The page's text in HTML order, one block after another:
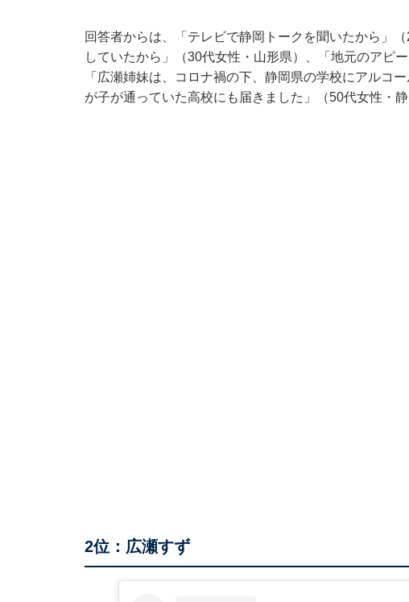
回答者からは、「テレビで静岡トークを聞いたから」
していたから」（30代女性・山形県）、「地元のアピ
「広瀬姉妹は、コロナ禍の下、静岡県の学校にアルコ
が子が通っていた高校にも届きました」（50代女性・
2位：広瀬すず